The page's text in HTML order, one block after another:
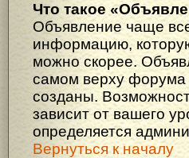
Что такое
Объявление чаще
информацию,
можно скорее.
самом верху форума
созданы.
зависит от вашего
определяется
Вернуться к началу